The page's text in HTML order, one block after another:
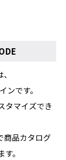
です。
タマイズでき
商品カタログ
。